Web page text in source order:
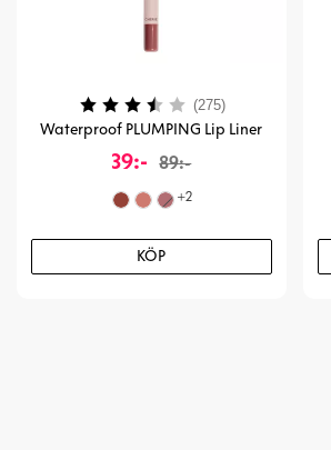
Waterproof PLUMPING Lip Liner
39:- 89:-
+2
KÖP
Betyg: (275)3.7 utav 5